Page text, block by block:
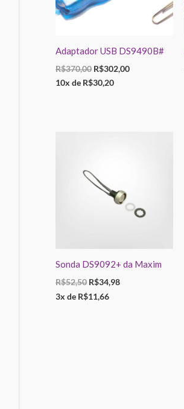
Adaptador USB DS9490B#
R$370,00 R$302,00
10x de R$30,20
Sonda DS9092+ da Maxim
R$52,50
R$52,50.
R$34,98
3x de R$11,66